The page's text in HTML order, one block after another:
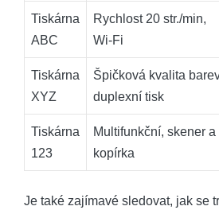
Tiskárna
ABC
Rychlost 20 str./min,
Wi-Fi
Tiskárna
XYZ
Špičková kvalita
duplexní tisk
Tiskárna
123
Multifunkční, skener a
kopírka
Je také zajímavé sledovat, jak se